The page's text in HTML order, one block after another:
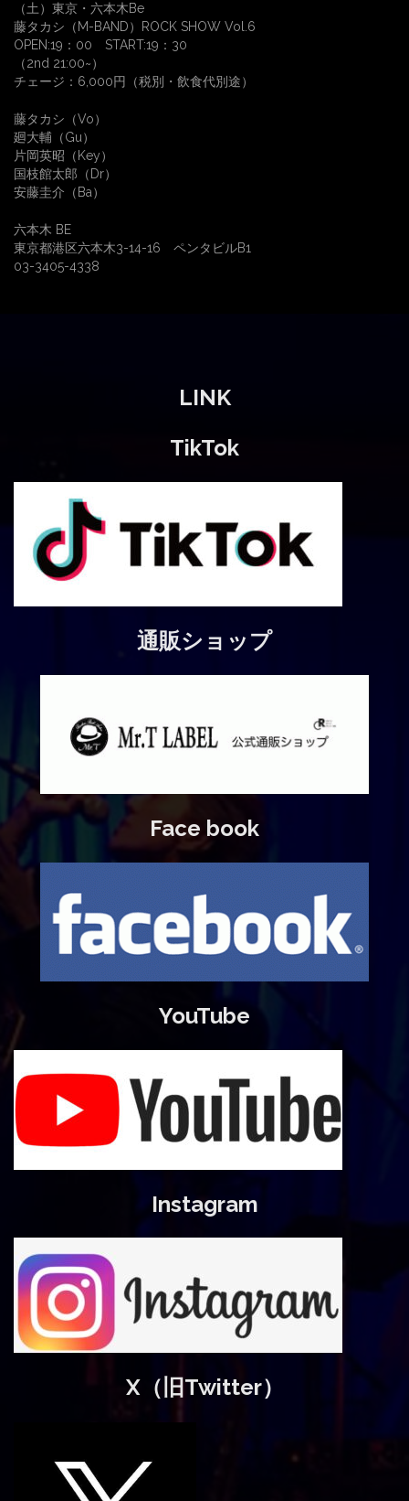
（土）東京・六本木Be
藤タカシ（M-BAND）ROCK SHOW Vol.6
OPEN:19：00 START:19：30
（2nd 21:00~）
チェージ：6,000円（税別・飲食代別途）
藤タカシ（Vo）
廻大輔（Gu）
片岡英昭（Key）
国枝館太郎（Dr）
安藤圭介（Ba）
六本木 BE
東京都港区六本木3-14-16 ペンタビルB1
03-3405-4338
シ
ン
LINK
TikTok
通販ショップ
Face book
YouTube
Instagram
X（旧Twitter）